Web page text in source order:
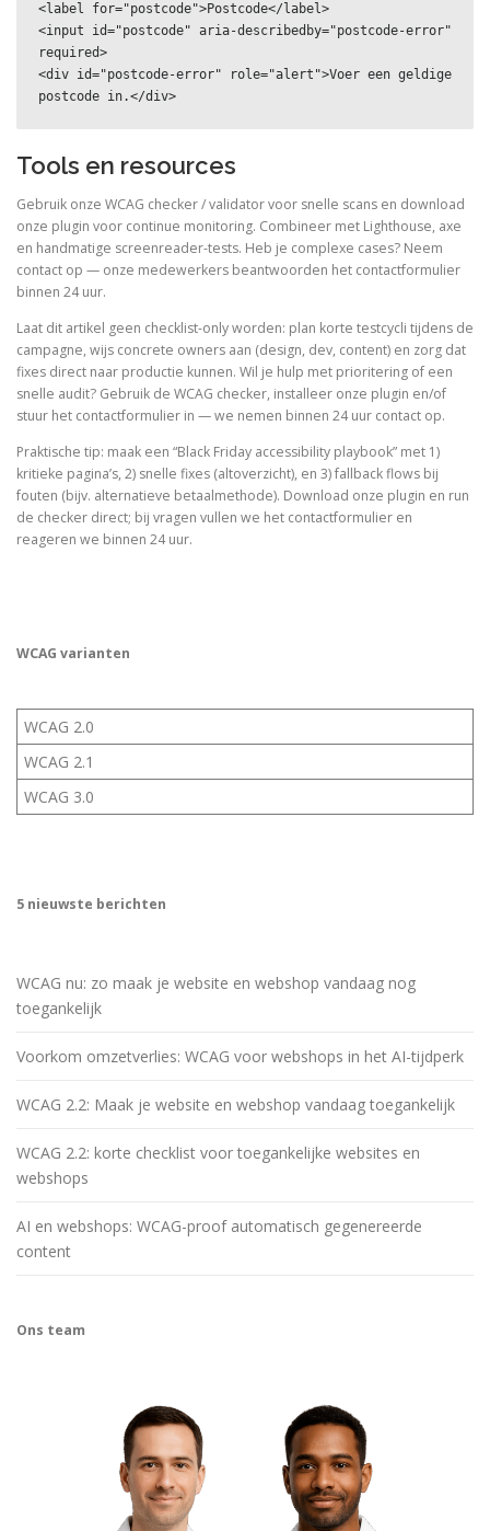
<label for="postcode">Postcode</label>
<input id="postcode" aria-describedby="postcode-error"
required>
<div id="postcode-error" role="alert">Voer een geldige
postcode in.</div>
Tools en resources
Gebruik onze WCAG checker / validator voor snelle scans en download
onze plugin voor continue monitoring. Combineer met Lighthouse, axe
en handmatige screenreader-tests. Heb je complexe cases? Neem
contact op — onze medewerkers beantwoorden het contactformulier
binnen 24 uur.
Laat dit artikel geen checklist-only worden: plan korte testcycli tijdens de
campagne, wijs concrete owners aan (design, dev, content) en zorg dat
fixes direct naar productie kunnen. Wil je hulp met prioritering of een
snelle audit? Gebruik de WCAG checker, installeer onze plugin en/of
stuur het contactformulier in — we nemen binnen 24 uur contact op.
Praktische tip: maak een “Black Friday accessibility playbook” met 1)
kritieke pagina’s, 2) snelle fixes (altoverzicht), en 3) fallback flows bij
fouten (bijv. alternatieve betaalmethode). Download onze plugin en run
de checker direct; bij vragen vullen we het contactformulier en
reageren we binnen 24 uur.
WCAG varianten
WCAG 2.0
WCAG 2.1
WCAG 3.0
5 nieuwste berichten
WCAG nu: zo maak je website en webshop vandaag nog
toegankelijk
Voorkom omzetverlies: WCAG voor webshops in het AI-tijdperk
WCAG 2.2: Maak je website en webshop vandaag toegankelijk
WCAG 2.2: korte checklist voor toegankelijke websites en
webshops
AI en webshops: WCAG-proof automatisch gegenereerde
content
Ons team